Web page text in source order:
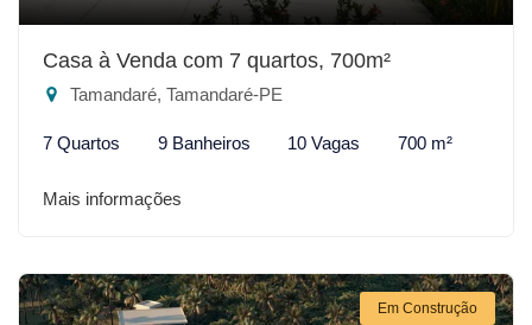
Casa à Venda com 7 quartos, 700m²
Tamandaré, Tamandaré-PE
7 Quartos 9 Banheiros 10 Vagas 700 m²
Mais informações
Em Construção